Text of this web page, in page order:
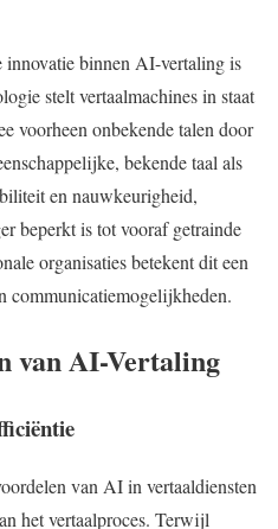
binnen AI-vertaling is
stelt vertaalmachines in staat
voorheen onbekende talen door
bekende taal als
en nauwkeurigheid,
beperkt is tot vooraf getrainde
organisaties betekent dit een
communicatiemogelijkheden.
van AI-Vertaling
van AI in vertaaldiensten
het vertaalproces. Terwijl